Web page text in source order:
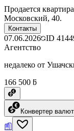
Продается
Московский, 40.
Контакты
07.06.2026 ID
Агентство
недалеко от
166 500 ƃ
Конвертер валют